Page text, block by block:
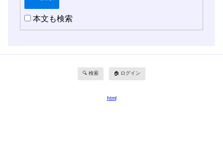
本文も検索
🔍 検索 🏠 ログイン
html